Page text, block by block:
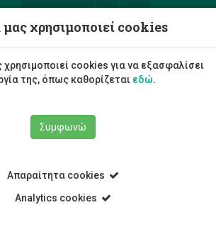
μας χρησιμοποιεί cookies
χρησιμοποιεί cookies για να εξασφαλίσει
της, όπως καθορίζεται εδώ.
Συμφωνώ
Απαραίτητα cookies
Analytics cookies